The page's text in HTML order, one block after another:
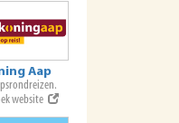
Aap
website